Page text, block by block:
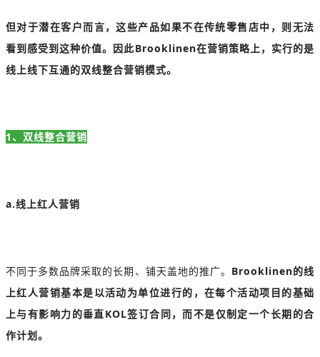
但对于潜在客户而言，这些产品如果不在传统零售店中，则无法
看到感受到这种价值。因此Brooklinen在营销策略上，实行的是
线上线下互通的双线整合营销模式。
1、双线整合营销
a.线上红人营销
不同于多数品牌采取的长期、铺天盖地的推广。 Brooklinen的线
上红人营销基本是以活动为单位进行的，在每个活动项目的基础
上与有影响力的垂直KOL签订合同，而不是仅制定一个长期的合
作计划。